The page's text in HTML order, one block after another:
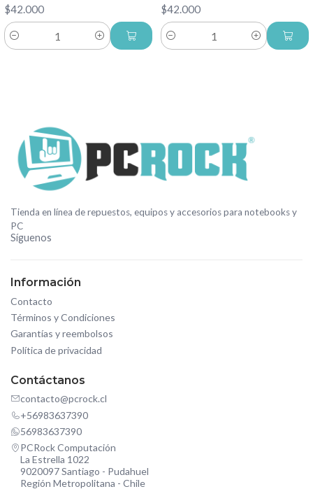
$42.000
Cantidad
$42.000
Cantidad
Tienda en línea de repuestos, equipos y accesorios para notebooks y
PC
Síguenos
Información
Contacto
Términos y Condiciones
Garantías y reembolsos
Política de privacidad
Contáctanos
contacto@pcrock.cl
+56983637390
56983637390
PCRock Computación
La Estrella 1022
9020097 Santiago - Pudahuel
Región Metropolitana - Chile